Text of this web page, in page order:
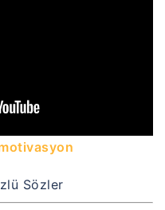
Sözler